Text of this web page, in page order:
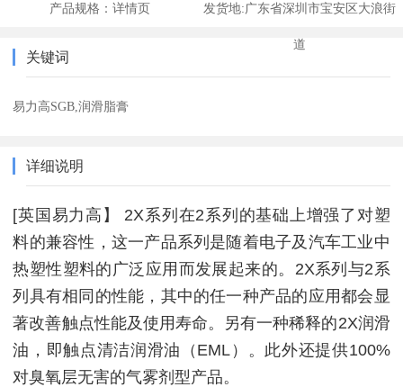
产品规格： 详情页 发货地:广东省深圳市宝安区大浪街
道
关键词
易力高SGB,润滑脂膏
详细说明
[英国易力高】 2X系列在2系列的基础上增强了对塑
料的兼容性，这一产品系列是随着电子及汽车工业中
热塑性塑料的广泛应用而发展起来的。2X系列与2系
列具有相同的性能，其中的任一种产品的应用都会显
著改善触点性能及使用寿命。另有一种稀释的2X润滑
油，即触点清洁润滑油（EML）。此外还提供100%
对臭氧层无害的气雾剂型产品。